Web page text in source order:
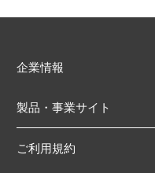
企業情報
製品・事業サイト
ご利用規約